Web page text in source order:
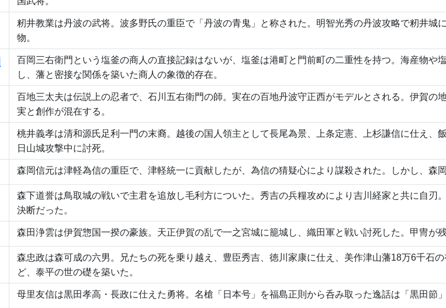
籾井教業は丹波の武将。波多野氏の重臣で「丹波の青鬼」と称された。明智光秀の丹波攻略で籾井城
物。
百岡三右衛門という塩釜の商人の直接記録はないが、塩釜は港町と門前町の二重性を持つ。海産物や
し、藩と密接な関係を築いた商人の象徴的存在。
百地三太夫は伝説上の忍者で、石川五右衛門の師。実在の百地丹波守正西がモデルとされる。伊賀の
実と創作が混在する。
桃井義孝は清和源氏足利一門の末裔。越後の国人領主として長尾為景、上条定憲、上杉謙信に仕え、
日山城攻撃中に討死。
森岡信元は津軽為信の重臣で、津軽統一に貢献したが、為信の猜疑心により謀殺された。しかし、森
森下道誉は鳥取城の戦いで主君を追放し毛利方についた。秀吉の兵糧攻めにより吉川経家と共に自刃
決断だった。
森田浄雲は伊賀惣国一揆の豪族。天正伊賀の乱で一之宮城に籠城し、織田軍と戦い討死した。甲冑が
森忠政は森可成の六男。兄たちの死を乗り越え、豊臣秀吉、徳川家康に仕え、美作津山藩18万6千石
ど、泰平の世の礎を築いた。
母里友信は黒田孝高・長政に仕えた勇将。名槍「日本号」を福島正則から呑み取った逸話は「黒田節